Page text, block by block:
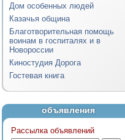
Дом особенных людей
Казачья община
Благотворительная помощь
воинам в госпиталях и в
Новороссии
Киностудия Дорога
Гостевая книга
объявления
Рассылка объявлений